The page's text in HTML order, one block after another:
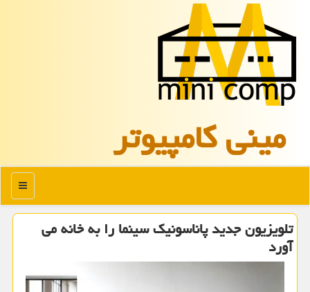
مینی كامپیوتر
منو
تلویزیون جدید پاناسونیك سینما را به خانه می
آورد